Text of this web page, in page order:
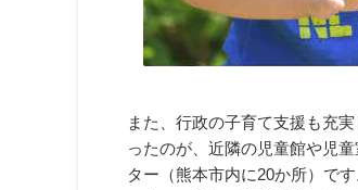
また、行政の子育て支援も充
ったのが、近隣の児童館や児
ター（熊本市内に20か所）で